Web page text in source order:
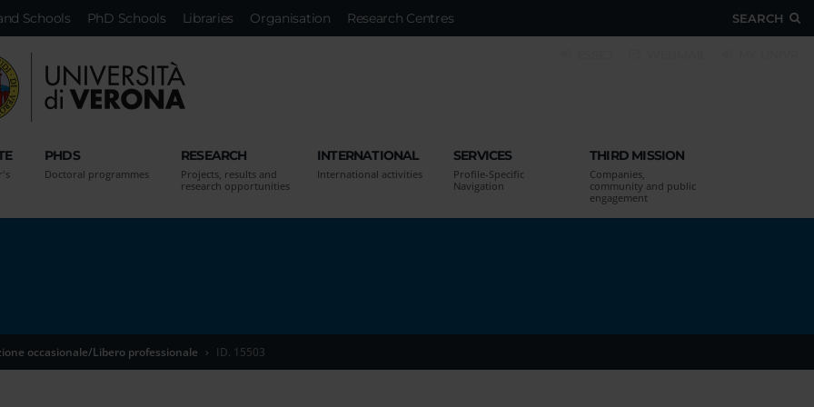
SEARCH
Schools PhD Schools Libraries Organisation Research Centres
PHDS
Doctoral programmes
RESEARCH
Projects, results and
research opportunities
INTERNATIONAL
International activities
SERVICES
Profile-Specific
Navigation
THIRD MISSION
Companies,
community and public
engagement
occasionale/Libero professionale ID. 15503